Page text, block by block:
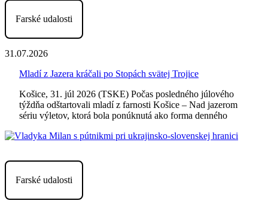
Farské udalosti
31.07.2026
Mladí z Jazera kráčali po Stopách svätej Trojice
Košice, 31. júl 2026 (TSKE) Počas posledného júlového
týždňa odštartovali mladí z farnosti Košice – Nad jazerom
sériu výletov, ktorá bola ponúknutá ako forma denného
Farské udalosti